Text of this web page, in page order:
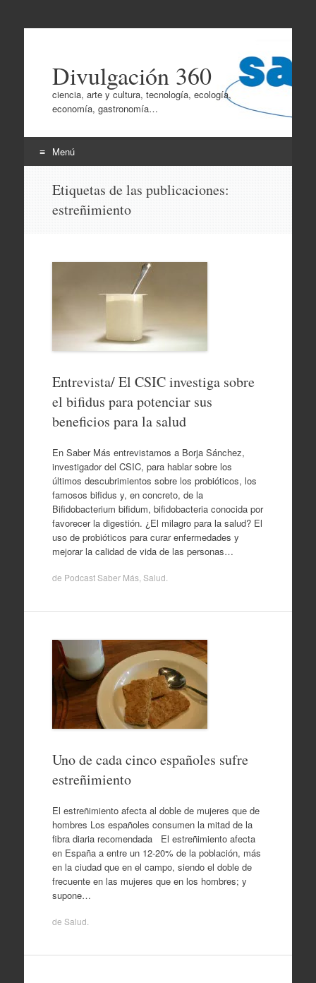
Divulgación 360
ciencia, arte y cultura, tecnología, ecología,
economía, gastronomía…
Menú
contenido
Etiquetas de las publicaciones:
estreñimiento
Entrevista/ El CSIC investiga sobre
el bifidus para potenciar sus
beneficios para la salud
En Saber Más entrevistamos a Borja Sánchez,
investigador del CSIC, para hablar sobre los
últimos descubrimientos sobre los probióticos, los
famosos bifidus y, en concreto, de la
Bifidobacterium bifidum, bifidobacteria conocida por
favorecer la digestión. ¿El milagro para la salud? El
uso de probióticos para curar enfermedades y
mejorar la calidad de vida de las personas…
de Podcast Saber Más, Salud
Uno de cada cinco españoles sufre
estreñimiento
El estreñimiento afecta al doble de mujeres que de
hombres Los españoles consumen la mitad de la
fibra diaria recomendada El estreñimiento afecta
en España a entre un 12-20% de la población, más
en la ciudad que en el campo, siendo el doble de
frecuente en las mujeres que en los hombres; y
supone…
de Salud